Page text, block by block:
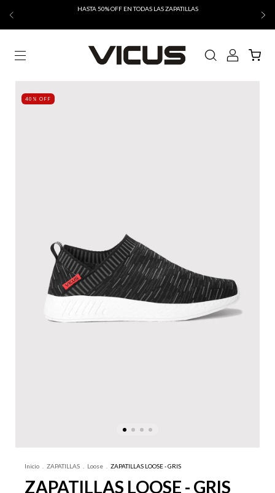
HASTA 50% OFF EN TODAS LAS ZAPATILLAS
40% OFF
Inicio ZAPATILLAS Loose ZAPATILLAS LOOSE - GRIS
ZAPATILLAS LOOSE - GRIS